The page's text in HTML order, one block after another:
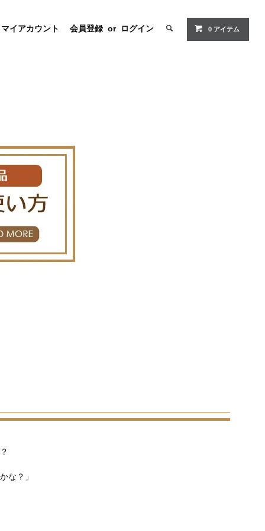
マイアカウント 会員登録 or ログイン 0 アイテム
な？」